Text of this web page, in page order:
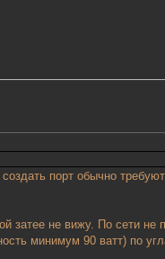
порт обычно
затее не вижу. По сети
минимум 90 ватт) по